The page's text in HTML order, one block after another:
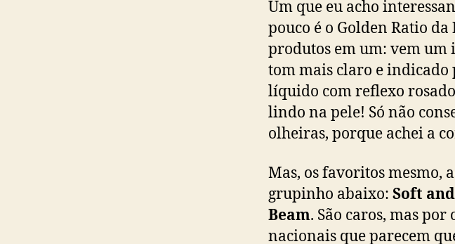
Um que eu acho
pouco é o Golden Ratio da
produtos em um: vem um
tom mais claro e
líquido com reflexo
lindo na pele! Só não
olheiras, porque achei a
Mas, os favoritos mesmo,
grupinho abaixo: Soft
Beam. São caros, mas
nacionais que parecem